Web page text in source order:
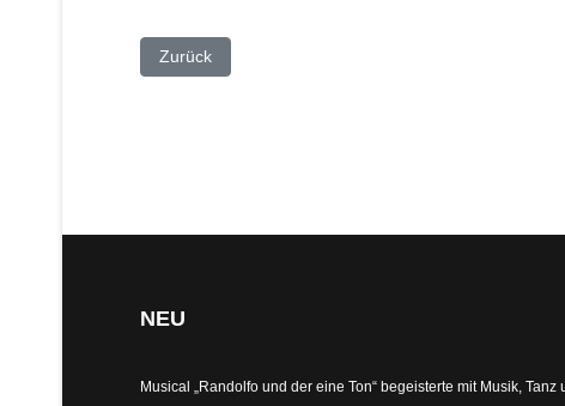
Vorheriger Beitrag: Bundesjugendspiele 2025 –
Zurück
NEU
Musical „Randolfo und der eine Ton“ begeisterte mit Musik, Tanz